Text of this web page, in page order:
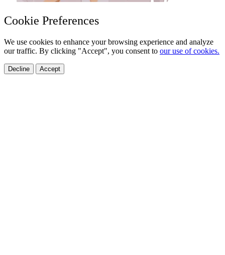
Cookie Preferences
We use cookies to enhance your browsing experience and analyze
our traffic. By clicking "Accept", you consent to our use of cookies.
Decline Accept